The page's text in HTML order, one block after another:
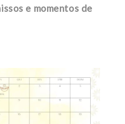
e momentos de